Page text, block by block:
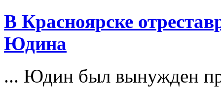
В Красноярске
Юдина
... Юдин был вынужден